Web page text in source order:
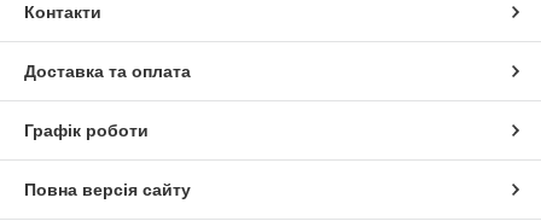
Контакти
Доставка та оплата
Графік роботи
Повна версія сайту